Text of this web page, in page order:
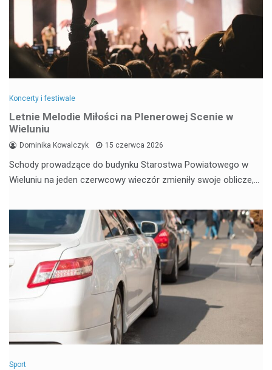
Koncerty i festiwale
Letnie Melodie Miłości na Plenerowej Scenie w
Wieluniu
Dominika Kowalczyk 15 czerwca 2026
Schody prowadzące do budynku Starostwa Powiatowego w
Wieluniu na jeden czerwcowy wieczór zmieniły swoje oblicze,…
Sport